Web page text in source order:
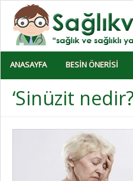
ANASAYFA BESIN ÖNERISI
‘Sinüzit